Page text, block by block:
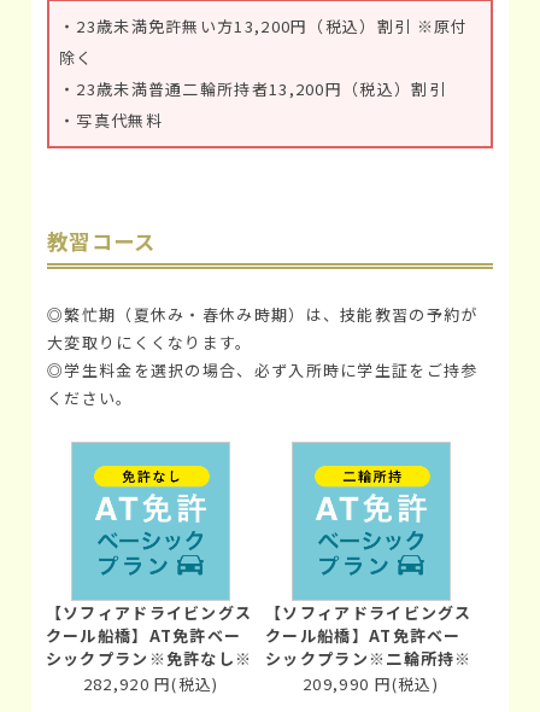
・23歳未満免許無い方13,200円（税込）割引 ※原付
除く
・23歳未満普通二輪所持者13,200円（税込）割引
・写真代無料
教習コース
◎繁忙期（夏休み・春休み時期）は、技能教習の予約が
大変取りにくくなります。
◎学生料金を選択の場合、必ず入所時に学生証をご持参
ください。
【ソフィアドライビングス
クール船橋】AT免許ベー
シックプラン※免許なし※
282,920 円(税込)
【ソフィアドライビングス
クール船橋】AT免許ベー
シックプラン※二輪所持※
209,990 円(税込)